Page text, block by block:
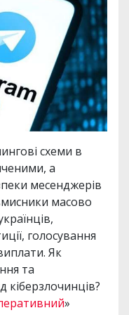
схеми в
а
месенджерів
масово
голосування
Як
та
кіберзлочинців?
»